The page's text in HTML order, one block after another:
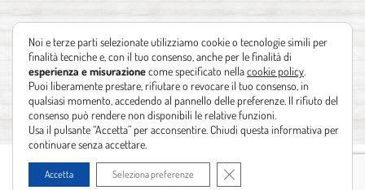
Copyright 2012 - 2021 | Design byIdentità Creative| Powered by
Noi e terze parti selezionate utilizziamo cookie o tecnologie simili per
finalità tecniche e, con il tuo consenso, anche per le finalità di
esperienza e misurazionecome specificato nellacookie policy
Puoi liberamente prestare, rifiutare o revocare il tuo consenso, in
qualsiasi momento, accedendo al pannello delle preferenze. Il rifiuto del
consenso può rendere non disponibili le relative funzioni.
Usa il pulsante “Accetta” per acconsentire. Chiudi questa informativa per
continuare senza accettare.
Accetta Seleziona preferenze Close GDPR Cookie Banner